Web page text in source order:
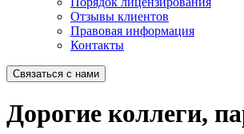
Отзывы клиентов
Правовая информация
Контакты
Связаться с нами
Дорогие коллеги,